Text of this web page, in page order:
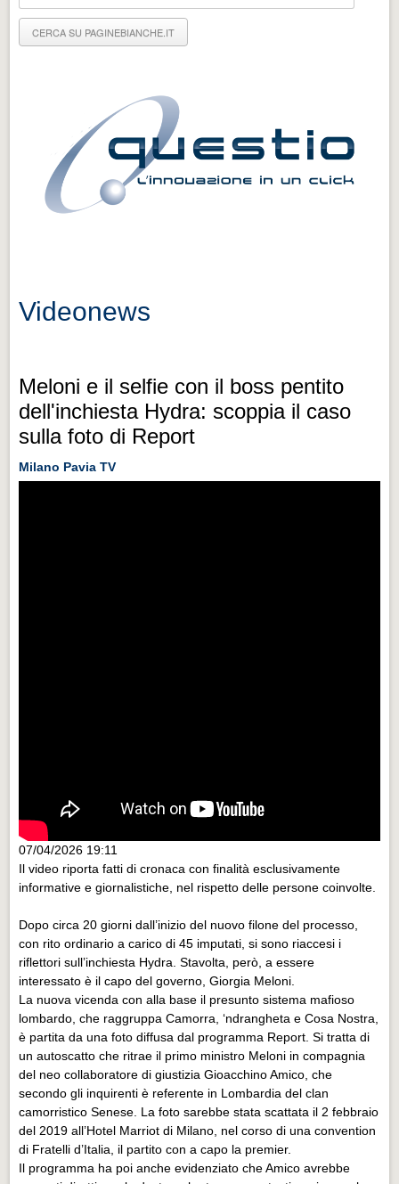
Eventi Vigevano
Videonews
Meloni e il selfie con il boss pentito
dell'inchiesta Hydra: scoppia il caso
sulla foto di Report
Milano Pavia TV
07/04/2026 19:11
Il video riporta fatti di cronaca con finalità esclusivamente
informative e giornalistiche, nel rispetto delle persone coinvolte.
Dopo circa 20 giorni dall’inizio del nuovo filone del processo,
con rito ordinario a carico di 45 imputati, si sono riaccesi i
riflettori sull’inchiesta Hydra. Stavolta, però, a essere
interessato è il capo del governo, Giorgia Meloni.
La nuova vicenda con alla base il presunto sistema mafioso
lombardo, che raggruppa Camorra, ‘ndrangheta e Cosa Nostra,
è partita da una foto diffusa dal programma Report. Si tratta di
un autoscatto che ritrae il primo ministro Meloni in compagnia
del neo collaboratore di giustizia Gioacchino Amico, che
secondo gli inquirenti è referente in Lombardia del clan
camorristico Senese. La foto sarebbe stata scattata il 2 febbraio
del 2019 all’Hotel Marriot di Milano, nel corso di una convention
di Fratelli d’Italia, il partito con a capo la premier.
Il programma ha poi anche evidenziato che Amico avrebbe